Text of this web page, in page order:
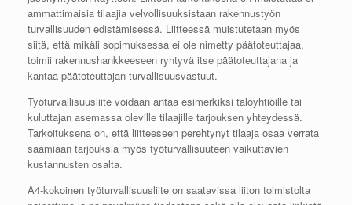
ammattimaisia tilaajia velvollisuuksistaan rakennustyön
turvallisuuden edistämisessä. Liitteessä muistutetaan myös
siitä, että mikäli sopimuksessa ei ole nimetty päätoteuttajaa,
toimii rakennushankkeeseen ryhtyvä itse päätoteuttajana ja
kantaa päätoteuttajan turvallisuusvastuut.
Työturvallisuusliite voidaan antaa esimerkiksi taloyhtiöille tai
kuluttajan asemassa oleville tilaajille tarjouksen yhteydessä.
Tarkoituksena on, että liitteeseen perehtynyt tilaaja osaa verrata
saamiaan tarjouksia myös työturvallisuuteen vaikuttavien
kustannusten osalta.
A4-kokoinen työturvallisuusliite on saatavissa liiton toimistolta